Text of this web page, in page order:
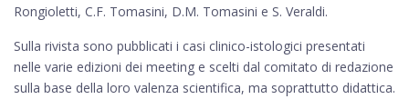
Rongioletti, C.F. Tomasini, D.M. Tomasini e S. Veraldi.
Sulla rivista sono pubblicati i casi clinico-istologici presentati
nelle varie edizioni dei meeting e scelti dal comitato di redazione
sulla base della loro valenza scientifica, ma soprattutto didattica.